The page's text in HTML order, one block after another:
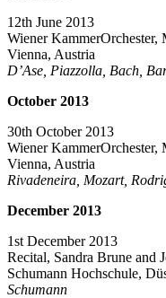
12th June 2013
Wiener KammerOrchester,
Vienna, Austria
D’Ase, Piazzolla, Bach,
October 2013
30th October 2013
Wiener KammerOrchester,
Vienna, Austria
Rivadeneira, Mozart,
December 2013
1st December 2013
Recital, Sandra Brune and
Schumann Hochschule,
Schumann